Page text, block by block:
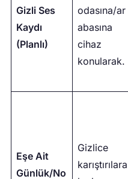
Gizli Ses
Kaydı
(Planlı)
odasına/ar
abasına
cihaz
konularak.
Eşe Ait
Günlük/No
Gizlice
karıştırılara